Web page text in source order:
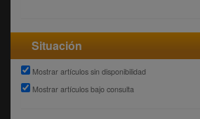
Situación
Mostrar artículos sin disponibilidad
Mostrar artículos bajo consulta